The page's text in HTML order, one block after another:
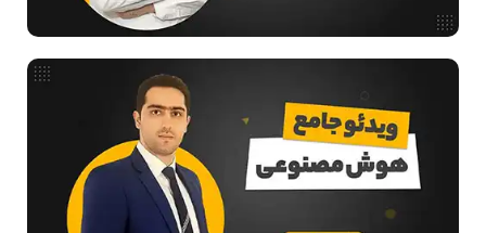
ادامه تحصیل در رشته کامپیوتر
آمادگی برای کنکور
دانشگاه ها
اخبار آزمون ها